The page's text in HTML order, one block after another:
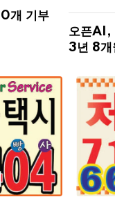
개 기부
오픈AI,
3년 8개